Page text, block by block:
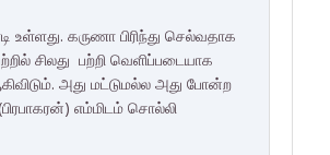
கருணா பிரிந்து செல்வதாக
சிலது பற்றி வெளிப்படையாக
அது மட்டுமல்ல அது போன்ற
எம்மிடம் சொல்லி